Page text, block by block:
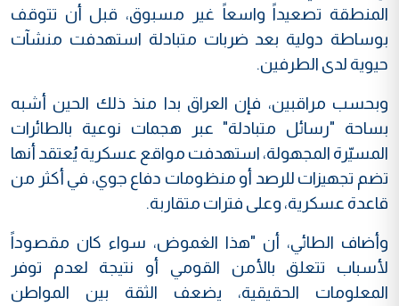
المنطقة تصعيداً واسعاً غير مسبوق، قبل أن تتوقف
بوساطة دولية بعد ضربات متبادلة استهدفت منشآت
حيوية لدى الطرفين.
وبحسب مراقبين، فإن العراق بدا منذ ذلك الحين أشبه
بساحة "رسائل متبادلة" عبر هجمات نوعية بالطائرات
المسيّرة المجهولة، استهدفت مواقع عسكرية يُعتقد أنها
تضم تجهيزات للرصد أو منظومات دفاع جوي، في أكثر من
قاعدة عسكرية، وعلى فترات متقاربة.
وأضاف الطائي، أن "هذا الغموض، سواء كان مقصوداً
لأسباب تتعلق بالأمن القومي أو نتيجة لعدم توفر
المعلومات الحقيقية، يضعف الثقة بين المواطن